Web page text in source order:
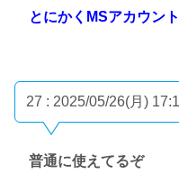
とにかくMSアカウン
27 : 2025/05/26(月)
普通に使えてるぞ